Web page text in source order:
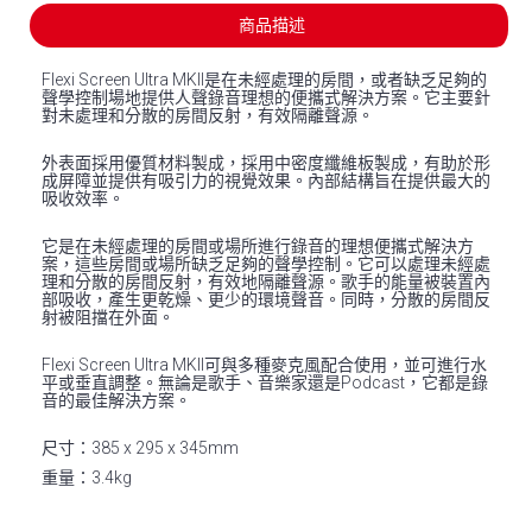
商品描述
Flexi Screen Ultra MKII是在未經處理的房間，或者缺乏足夠的
聲學控制場地提供人聲錄音理想的便攜式解決方案。它主要針
對未處理和分散的房間反射，有效隔離聲源。
外表面採用優質材料製成，採用中密度纖維板製成，有助於形
成屏障並提供有吸引力的視覺效果。內部結構旨在提供最大的
吸收效率。
它是在未經處理的房間或場所進行錄音的理想便攜式解決方
案，這些房間或場所缺乏足夠的聲學控制。它可以處理未經處
理和分散的房間反射，有效地隔離聲源。歌手的能量被裝置內
部吸收，產生更乾燥、更少的環境聲音。同時，分散的房間反
射被阻擋在外面。
Flexi Screen Ultra MKII可與多種麥克風配合使用，並可進行水
平或垂直調整。無論是歌手、音樂家還是Podcast，它都是錄
音的最佳解決方案。
尺寸：385 x 295 x 345mm
重量：3.4kg